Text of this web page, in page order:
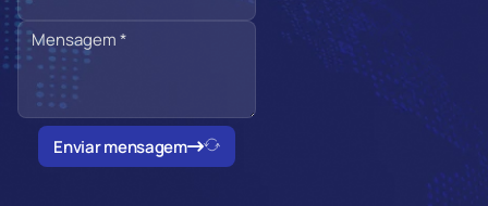
Enviar mensagem